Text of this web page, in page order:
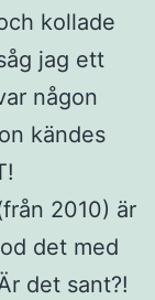
kollade
jag ett
någon
kändes
2010) är
det med
det sant?!